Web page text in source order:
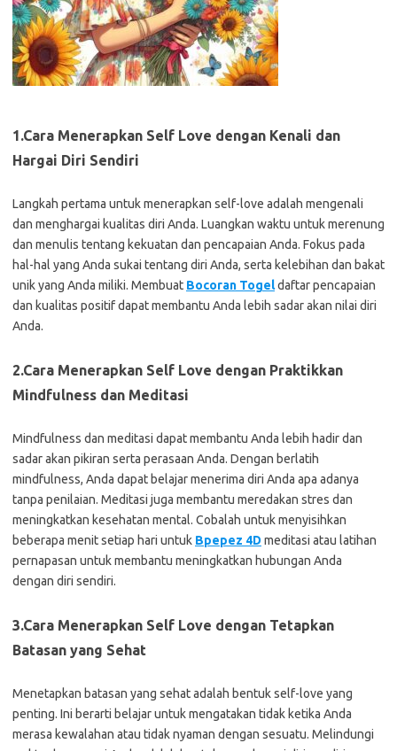
1.Cara Menerapkan Self Love dengan Kenali dan
Hargai Diri Sendiri
Langkah pertama untuk menerapkan self-love adalah mengenali
dan menghargai kualitas diri Anda. Luangkan waktu untuk merenung
dan menulis tentang kekuatan dan pencapaian Anda. Fokus pada
hal-hal yang Anda sukai tentang diri Anda, serta kelebihan dan bakat
unik yang Anda miliki. Membuat Bocoran Togeldaftar pencapaian
dan kualitas positif dapat membantu Anda lebih sadar akan nilai diri
Anda.
2.Cara Menerapkan Self Love dengan Praktikkan
Mindfulness dan Meditasi
Mindfulness dan meditasi dapat membantu Anda lebih hadir dan
sadar akan pikiran serta perasaan Anda. Dengan berlatih
mindfulness, Anda dapat belajar menerima diri Anda apa adanya
tanpa penilaian. Meditasi juga membantu meredakan stres dan
meningkatkan kesehatan mental. Cobalah untuk menyisihkan
beberapa menit setiap hari untuk Bpepez 4D meditasi atau latihan
pernapasan untuk membantu meningkatkan hubungan Anda
dengan diri sendiri.
3.Cara Menerapkan Self Love dengan Tetapkan
Batasan yang Sehat
Menetapkan batasan yang sehat adalah bentuk self-love yang
penting. Ini berarti belajar untuk mengatakan tidak ketika Anda
merasa kewalahan atau tidak nyaman dengan sesuatu. Melindungi